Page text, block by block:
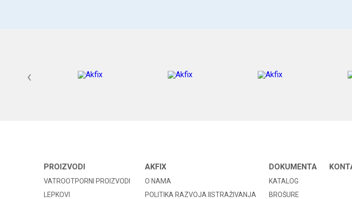
‹
PROIZVODI
VATROOTPORNI PROIZVODI
LEPKOVI
AKFIX
O NAMA
POLITIKA RAZVOJA IISTRAŽIVANJA
DOKUMENTA
KATALOG
BROŠURE